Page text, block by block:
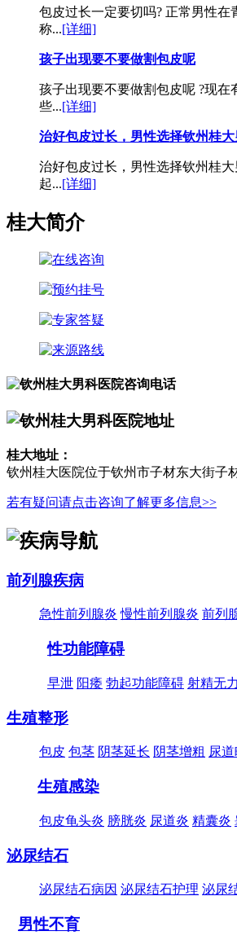
包皮过长一定要切吗? 正常男性
称...[详细]
孩子出现要不要做割包皮呢
孩子出现要不要做割包皮呢 ?现
些...[详细]
治好包皮过长，男性选择钦州桂大
治好包皮过长，男性选择钦州桂
起...[详细]
桂大简介
桂大地址：
钦州桂大医院位于钦州市子材东大街子
若有疑问请点击咨询了解更多信息>>
前列腺疾病
急性前列腺炎 慢性前列腺炎 前列
性功能障碍
早泄 阳痿 勃起功能障碍 射精无力
生殖整形
包皮 包茎 阴茎延长 阴茎增粗 尿
生殖感染
包皮龟头炎 膀胱炎 尿道炎 精囊炎
泌尿结石
泌尿结石病因 泌尿结石护理 泌尿
男性不育